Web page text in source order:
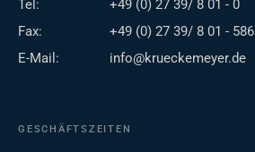
Tel:
+49 (0) 27 39/ 8 01 - 0
Fax:
+49 (0) 27 39/ 8 01 - 586
E-Mail:
info@krueckemeyer.de
GESCHÄFTSZEITEN